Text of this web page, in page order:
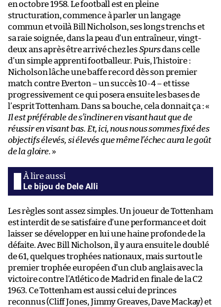
en octobre 1958. Le football est en pleine
structuration, commence à parler un langage
commun et voilà Bill Nicholson, ses longs trenchs et
sa raie soignée, dans la peau d’un entraîneur, vingt-
deux ans après être arrivé chez lesSpursdans celle
d’un simple apprenti footballeur. Puis, l’histoire :
Nicholson lâche une baffe record dès son premier
match contre Everton – un succès 10-4 – et tisse
progressivement ce qui posera ensuite les bases de
l’esprit Tottenham. Dans sa bouche, cela donnait ça : «
Il est préférable de s’incliner en visant haut que de
réussir en visant bas. Et, ici, nous nous sommes fixé des
objectifs élevés, si élevés que même l’échec aura le goût
de la gloire. »
Le bijou de Dele Alli
Les règles sont assez simples. Un joueur de Tottenham
est interdit de se satisfaire d’une performance et doit
laisser se développer en lui une haine profonde de la
défaite. Avec Bill Nicholson, il y aura ensuite le doublé
de 61, quelques trophées nationaux, mais surtout le
premier trophée européen d’un club anglais avec la
victoire contre l’Atlético de Madrid en finale de la C2
1963. Ce Tottenham est aussi celui de princes
reconnus (Cliff Jones, Jimmy Greaves, Dave Mackay) et